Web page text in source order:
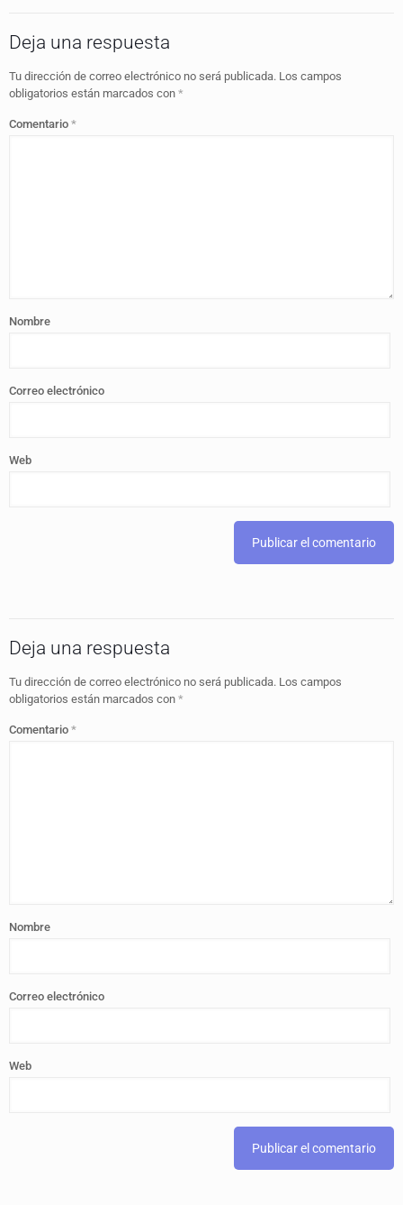
Deja una respuesta
Tu dirección de correo electrónico no será publicada. Los campos
obligatorios están marcados con *
Comentario *
Nombre
Correo electrónico
Web
Deja una respuesta
Tu dirección de correo electrónico no será publicada. Los campos
obligatorios están marcados con *
Comentario *
Nombre
Correo electrónico
Web